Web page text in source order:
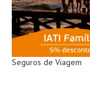
Seguros de Viagem